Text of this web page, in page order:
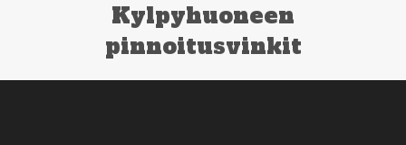
Kylpyhuoneen
pinnoitusvinkit